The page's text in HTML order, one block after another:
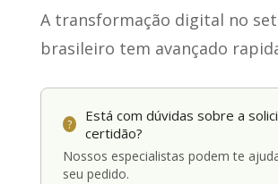
A transformação digital no
brasileiro tem avançado
?
Está com dúvidas sobre a
certidão?
Nossos especialistas podem te
seu pedido.